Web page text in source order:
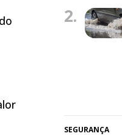
2.
SEGURANÇA